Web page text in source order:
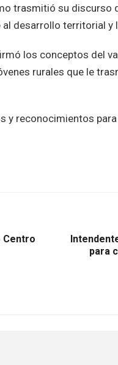
trasmitió su
desarrollo territorial
los conceptos del
rurales que le
y reconocimientos
Centro
para